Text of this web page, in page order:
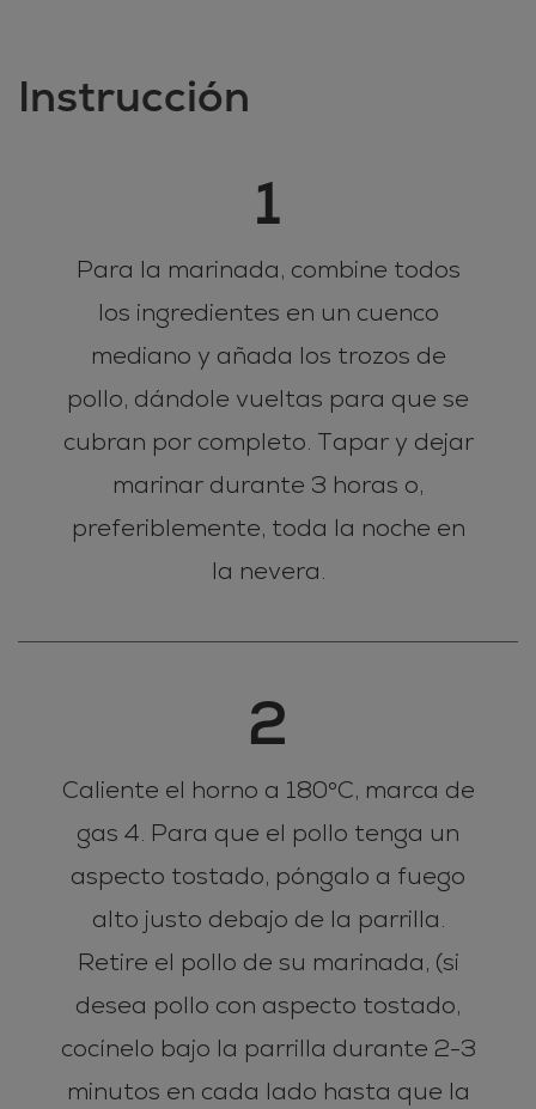
Instrucción
1
Para la marinada, combine todos
los ingredientes en un cuenco
mediano y añada los trozos de
pollo, dándole vueltas para que se
cubran por completo. Tapar y dejar
marinar durante 3 horas o,
preferiblemente, toda la noche en
la nevera.
2
Caliente el horno a 180°C, marca de
gas 4. Para que el pollo tenga un
aspecto tostado, póngalo a fuego
alto justo debajo de la parrilla.
Retire el pollo de su marinada, (si
desea pollo con aspecto tostado,
cocínelo bajo la parrilla durante 2-3
minutos en cada lado hasta que la